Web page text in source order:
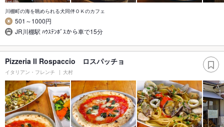
川棚町の海を眺められる犬同伴ＯＫのカフェ
501～1000円
JR川棚駅 ﾊｳｽﾃﾝﾎﾞｽから車で15分
Pizzeria Il Rospaccio ロスパッチョ
イタリアン・フレンチ 大村